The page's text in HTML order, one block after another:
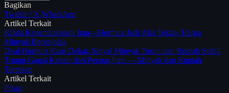
Bagikan
Twitter / X WhatsApp
Artikel Terkait
Krisis Kepemimpinan Iran—Hormuz Jadi Alat Tekan, Harga
Minyak Bergejolak
Deal Hormuz Kian Dekat, Sinyal Minyak Turun dan Rupiah Stabil
Trump Gagal Keluar dari Perang Iran — Minyak dan Rupiah
Tertekan
Artikel Terkait
Pasar